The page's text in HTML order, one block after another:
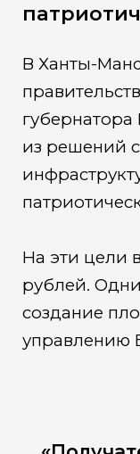
В Ханты-
из решений
На эти цели
рублей.
создание
управлению